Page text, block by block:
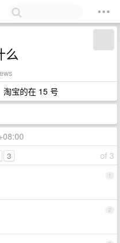
么
淘宝的在 15 号
of 3
3
1
2